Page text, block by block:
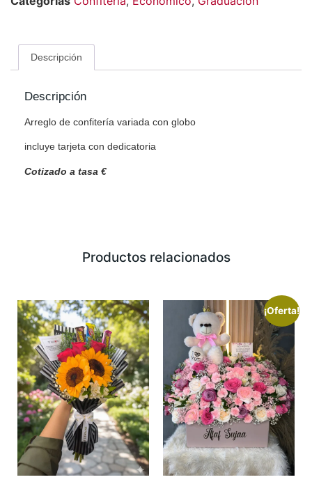
Descripción
Descripción
Arreglo de confitería variada con globo
incluye tarjeta con dedicatoria
Cotizado a tasa €
Productos relacionados
¡Oferta!